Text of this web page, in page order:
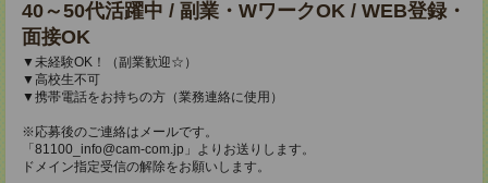
40～50代活躍中 / 副業・WワークOK / WEB登録・
面接OK
▼未経験OK！（副業歓迎☆）
▼高校生不可
▼携帯電話をお持ちの方（業務連絡に使用）
※応募後のご連絡はメールです。
「81100_info@cam-com.jp」よりお送りします。
ドメイン指定受信の解除をお願いします。